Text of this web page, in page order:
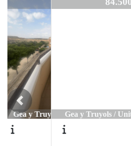
Gea y Truyols /
Previous